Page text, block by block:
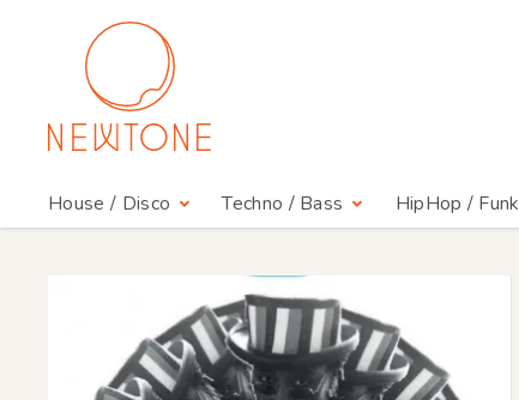
House / Disco Techno / Bass HipHop / Funk